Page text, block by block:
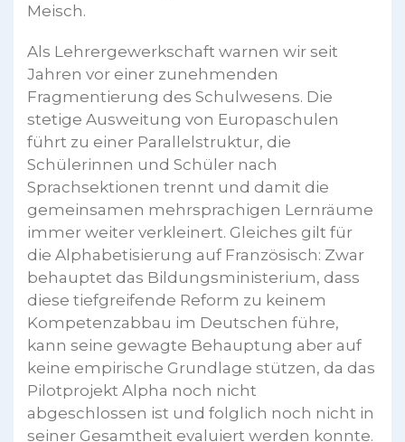
Meisch.
Als Lehrergewerkschaft warnen wir seit
Jahren vor einer zunehmenden
Fragmentierung des Schulwesens. Die
stetige Ausweitung von Europaschulen
führt zu einer Parallelstruktur, die
Schülerinnen und Schüler nach
Sprachsektionen trennt und damit die
gemeinsamen mehrsprachigen Lernräume
immer weiter verkleinert. Gleiches gilt für
die Alphabetisierung auf Französisch: Zwar
behauptet das Bildungsministerium, dass
diese tiefgreifende Reform zu keinem
Kompetenzabbau im Deutschen führe,
kann seine gewagte Behauptung aber auf
keine empirische Grundlage stützen, da das
Pilotprojekt Alpha noch nicht
abgeschlossen ist und folglich noch nicht in
seiner Gesamtheit evaluiert werden konnte.